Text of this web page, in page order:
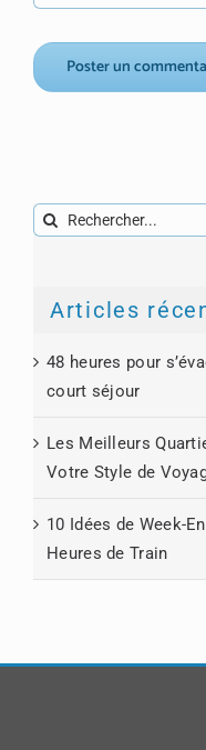
Rechercher:
Articles
48 heures pour
court séjour
Les Meilleurs
Votre Style de
10 Idées de Week-
Heures de Train